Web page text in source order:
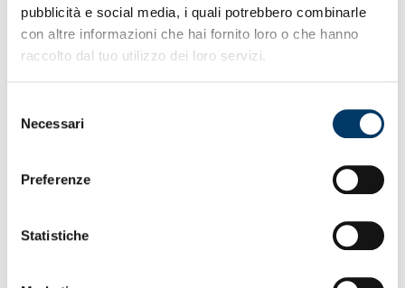
pubblicità e social media, i quali potrebbero combinarle
con altre informazioni che hai fornito loro o che hanno
raccolto dal tuo utilizzo dei loro servizi.
delNecessari
Preferenze
Statistiche
TRE GOL E TRE PUNTI CONSOLIDANO IL TERZO
– Una bella prestazione e una bella vittoria sul